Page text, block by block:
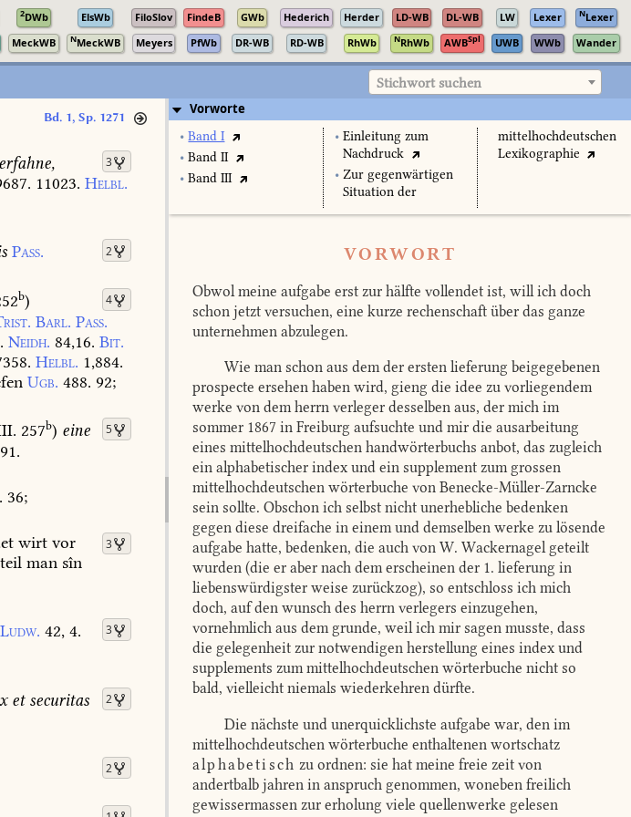
2DWb ElsWb FiloSlov FindeB GWb Hederich Herder LD-WB DL-WB LW Lexer NLexer
MeckWB NMeckWB Meyers PfWb DR-WB RD-WB RhWb NRhWb AWBSpl UWB WWb Wander
Stichwort suchen
Bd. 1, Sp. 1271
3
11023. Helbl.
2
Pass.
4
b)
Barl. Pass.
Neidh. 84,16. Bit.
Helbl. 1,884.
Ugb. 488. 92;
5
257b) eine
36;
3
wirt vor
man sîn
3
Ludw. 42, 4.
2
etsecuritas
2
Vorworte
• Band I
• Band II
• Band III
• Einleitung zum
Nachdruck
• Zur gegenwärtigen
Situation der
mittelhochdeutschen
Lexikographie
VORWORT
Obwol meine aufgabe erst zur hälfte vollendet ist, will ich doch
schon jetzt versuchen, eine kurze rechenschaft über das ganze
unternehmen abzulegen.
Wie man schon aus dem der ersten lieferung beigegebenen
prospecte ersehen haben wird, gieng die idee zu vorliegendem
werke von dem herrn verleger desselben aus, der mich im
sommer 1867 in Freiburg aufsuchte und mir die ausarbeitung
eines mittelhochdeutschen handwörterbuchs anbot, das zugleich
ein alphabetischer index und ein supplement zum grossen
mittelhochdeutschen wörterbuche von Benecke-Müller-Zarncke
sein sollte. Obschon ich selbst nicht unerhebliche bedenken
gegen diese dreifache in einem und demselben werke zu lösende
aufgabe hatte, bedenken, die auch von W. Wackernagel geteilt
wurden (die er aber nach dem erscheinen der 1. lieferung in
liebenswürdigster weise zurückzog), so entschloss ich mich
doch, auf den wunsch des herrn verlegers einzugehen,
vornehmlich aus dem grunde, weil ich mir sagen musste, dass
die gelegenheit zur notwendigen herstellung eines index und
supplements zum mittelhochdeutschen wörterbuche nicht so
bald, vielleicht niemals wiederkehren dürfte.
Die nächste und unerquicklichste aufgabe war, den im
mittelhochdeutschen wörterbuche enthaltenen wortschatz
alphabetisch zu ordnen: sie hat meine freie zeit von
andertbalb jahren in anspruch genommen, woneben freilich
gewissermassen zur erholung viele quellenwerke gelesen